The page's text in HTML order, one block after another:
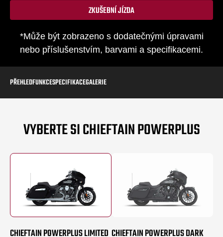
ZKUŠEBNÍ JÍZDA
*Může být zobrazeno s dodatečnými úpravami
nebo příslušenstvím, barvami a specifikacemi.
PŘEHLEDFUNKCESPECIFIKACEGALERIE
VYBERTE SI CHIEFTAIN POWERPLUS
CHIEFTAIN POWERPLUS LIMITED CHIEFTAIN POWERPLUS DARK